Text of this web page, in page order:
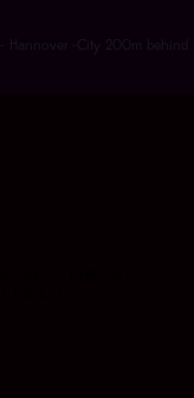
- Hannover -City 200m